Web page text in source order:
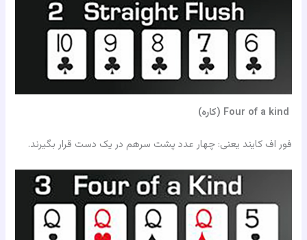
فور اف کایند یعنی: چهار عدد پشت سرهم در یک دست قرار بگیرند.